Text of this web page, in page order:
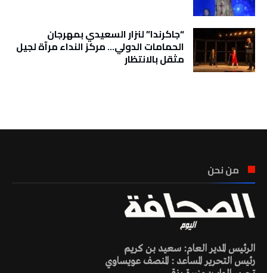
“جاكرندا” لنزار السعيدي بمهرجان
الحمامات الدولي… مركز النداء مرآة لجيل
مثقل بالانتظار
من نحن
الرئيس المدير العام: سعيد بن كريم
رئيس التحرير المساعد : المنصف عويساوي